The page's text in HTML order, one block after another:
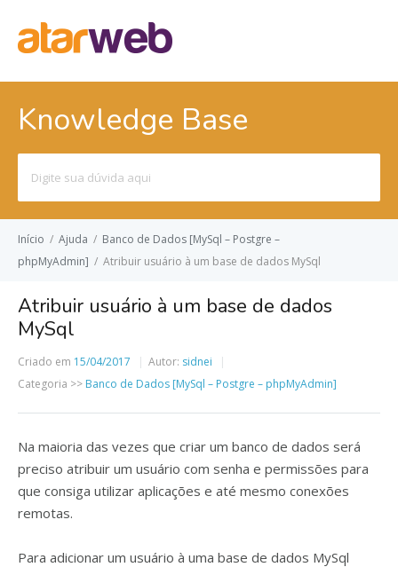
Knowledge Base
por:
Início / Ajuda / Banco de Dados [MySql – Postgre –
phpMyAdmin] / Atribuir usuário à um base de dados MySql
Atribuir usuário à um base de dados
MySql
Criado em 15/04/2017 Autor: sidnei
Categoria >> Banco de Dados [MySql – Postgre – phpMyAdmin]
Na maioria das vezes que criar um banco de dados será
preciso atribuir um usuário com senha e permissões para
que consiga utilizar aplicações e até mesmo conexões
remotas.
Para adicionar um usuário à uma base de dados MySql